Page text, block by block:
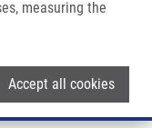
measuring the
Accept all cookies